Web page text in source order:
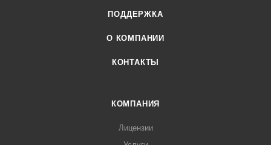
ПОДДЕРЖКА
О КОМПАНИИ
КОНТАКТЫ
КОМПАНИЯ
Лицензии